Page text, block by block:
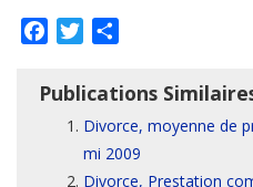
FacebookTwitter
Publications
Divorce, moyenne de
mi 2009
Divorce, Prestation